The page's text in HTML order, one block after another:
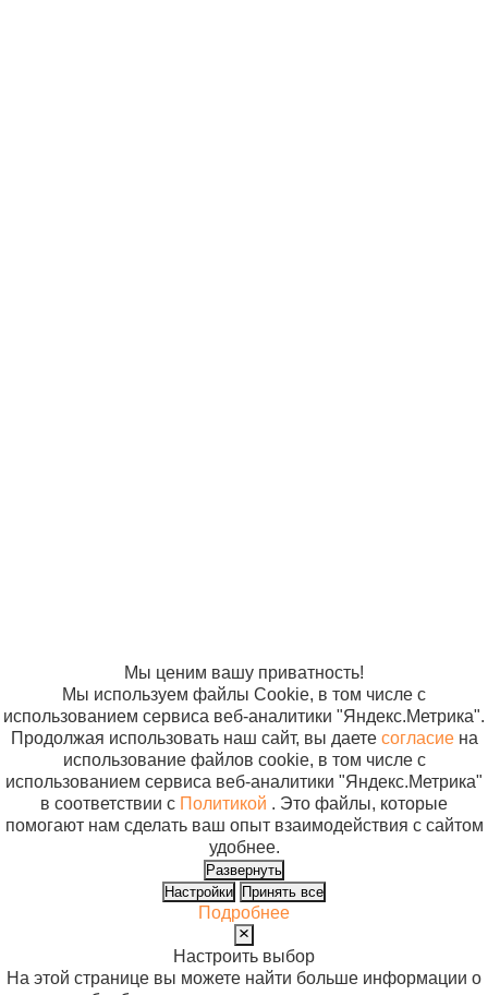
Мы ценим вашу приватность!
Мы используем файлы Cookie, в том числе с
использованием сервиса веб-аналитики "Яндекс.Метрика".
Продолжая использовать наш сайт, вы даете согласиена
использование файлов cookie, в том числе с
использованием сервиса веб-аналитики "Яндекс.Метрика"
в соответствии с Политикой . Это файлы, которые
помогают нам сделать ваш опыт взаимодействия с сайтом
удобнее.
Развернуть
Настройки
Принять все
Подробнее
Настроить выбор
На этой странице вы можете найти больше информации о